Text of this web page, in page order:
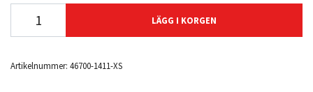
LÄGG I KORGEN
Artikelnummer: 46700-1411-XS